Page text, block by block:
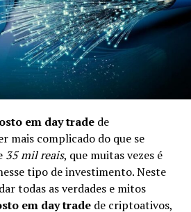
Criptomoedas no
considera as criptomoedas
significa que, ao trocá-las, você
As leis fiscais brasileiras
ganhos gerados na venda ou
ser reportados e podem
de Criptomoedas é
em day tradede
mais complicado do que se
35 mil reais, que muitas vezes é
tipo de investimento. Neste
todas as verdades e mitos
em day tradede criptoativos,